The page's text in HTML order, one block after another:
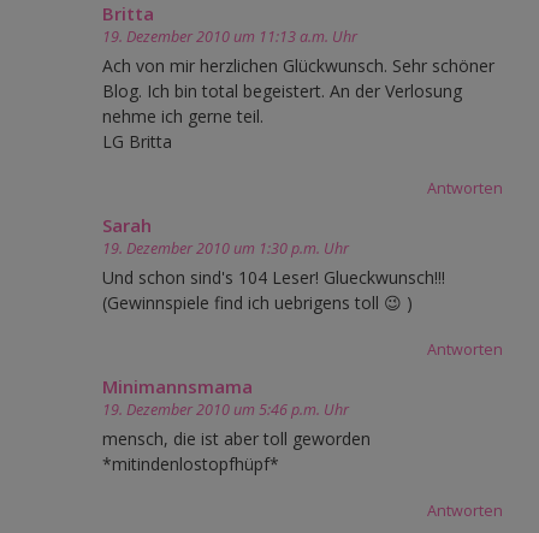
Britta
19. Dezember 2010 um 11:13 a.m. Uhr
Ach von mir herzlichen Glückwunsch. Sehr schöner
Blog. Ich bin total begeistert. An der Verlosung
nehme ich gerne teil.
LG Britta
Antworten
Sarah
19. Dezember 2010 um 1:30 p.m. Uhr
Und schon sind's 104 Leser! Glueckwunsch!!!
(Gewinnspiele find ich uebrigens toll 😉 )
Antworten
Minimannsmama
19. Dezember 2010 um 5:46 p.m. Uhr
mensch, die ist aber toll geworden
*mitindenlostopfhüpf*
Antworten